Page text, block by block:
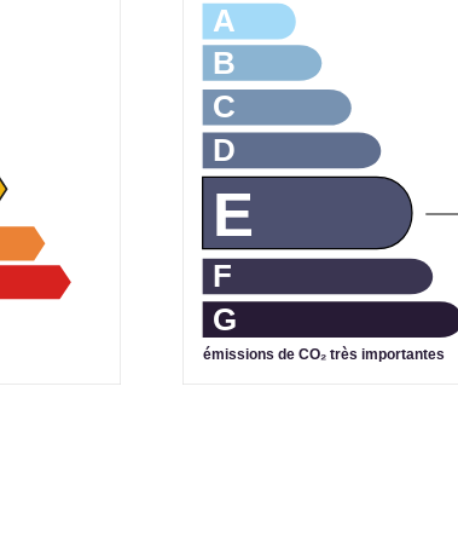
A
B
C
D
E
F
G
émissions de CO₂ très importantes